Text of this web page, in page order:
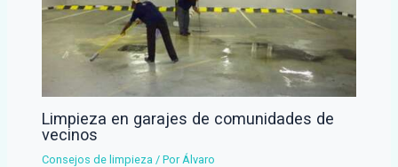
Limpieza en garajes de comunidades de
vecinos
Consejos de limpieza / Por Álvaro